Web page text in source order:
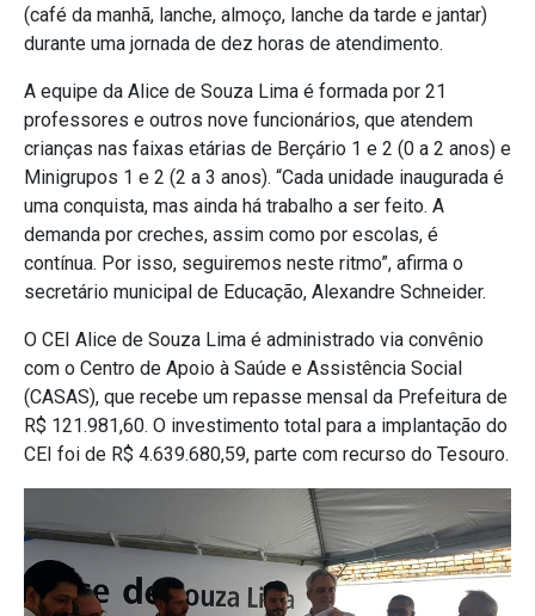
(café da manhã, lanche, almoço, lanche da tarde e jantar)
durante uma jornada de dez horas de atendimento.
A equipe da Alice de Souza Lima é formada por 21
professores e outros nove funcionários, que atendem
crianças nas faixas etárias de Berçário 1 e 2 (0 a 2 anos) e
Minigrupos 1 e 2 (2 a 3 anos). “Cada unidade inaugurada é
uma conquista, mas ainda há trabalho a ser feito. A
demanda por creches, assim como por escolas, é
contínua. Por isso, seguiremos neste ritmo”, afirma o
secretário municipal de Educação, Alexandre Schneider.
O CEI Alice de Souza Lima é administrado via convênio
com o Centro de Apoio à Saúde e Assistência Social
(CASAS), que recebe um repasse mensal da Prefeitura de
R$ 121.981,60. O investimento total para a implantação do
CEI foi de R$ 4.639.680,59, parte com recurso do Tesouro.